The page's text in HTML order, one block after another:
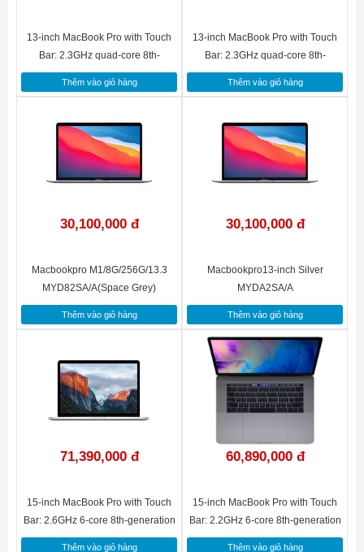
13-inch MacBook Pro with Touch
Bar: 2.3GHz quad-core 8th-
generation Intel Core i5 processor,
512GB - Space Grey(MR9R2SA/A)
Thêm vào giỏ hàng
13-inch MacBook Pro with Touch
Bar: 2.3GHz quad-core 8th-
generation Intel Core i5 processor,
256GB - Space Grey(MR9Q2SA/A)
Thêm vào giỏ hàng
30,100,000 đ
Macbookpro M1/8G/256G/13.3
MYD82SA/A(Space Grey)
Thêm vào giỏ hàng
30,100,000 đ
Macbookpro13-inch Silver
MYDA2SA/A
Thêm vào giỏ hàng
71,390,000 đ
15-inch MacBook Pro with Touch
Bar: 2.6GHz 6-core 8th-generation
Intel Core i7 processor, 512GB -
Thêm vào giỏ hàng
60,890,000 đ
15-inch MacBook Pro with Touch
Bar: 2.2GHz 6-core 8th-generation
Intel Core i7 processor, 256GB -
Thêm vào giỏ hàng